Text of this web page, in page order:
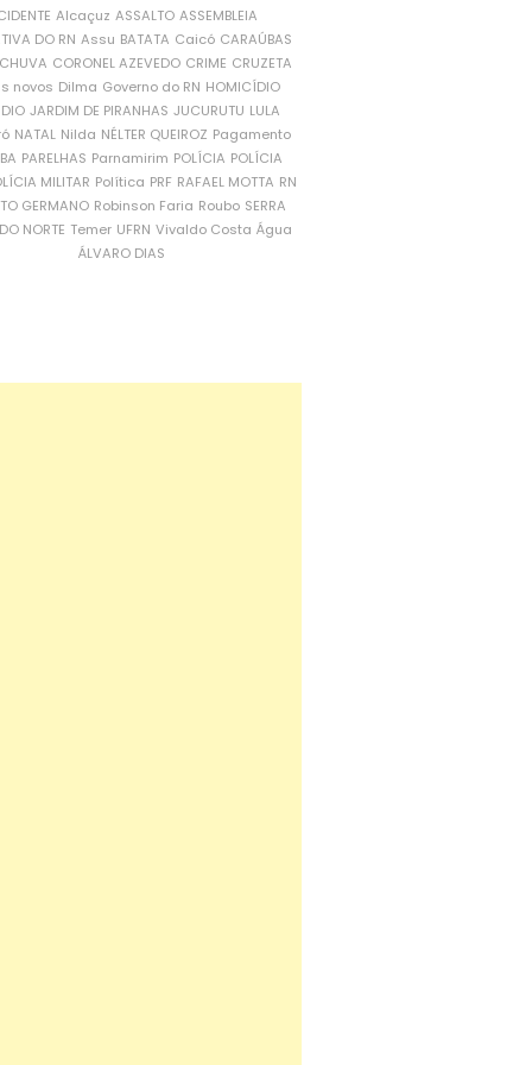
Alcaçuz ASSALTO ASSEMBLEIA
DO RN Assu BATATA Caicó CARAÚBAS
CORONEL AZEVEDO CRIME CRUZETA
novos Dilma Governo do RN HOMICÍDIO
JARDIM DE PIRANHAS JUCURUTU LULA
NATAL Nilda NÉLTER QUEIROZ Pagamento
PARELHAS Parnamirim POLÍCIA POLÍCIA
MILITAR Política PRF RAFAEL MOTTA RN
GERMANO Robinson Faria Roubo SERRA
NORTE Temer UFRN Vivaldo Costa Água
ÁLVARO DIAS